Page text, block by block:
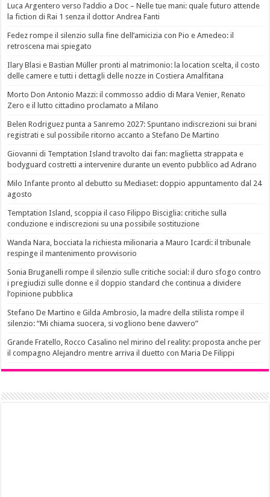
Luca Argentero verso l’addio a Doc – Nelle tue mani: quale futuro attende
la fiction di Rai 1 senza il dottor Andrea Fanti
Fedez rompe il silenzio sulla fine dell’amicizia con Pio e Amedeo: il
retroscena mai spiegato
Ilary Blasi e Bastian Müller pronti al matrimonio: la location scelta, il costo
delle camere e tutti i dettagli delle nozze in Costiera Amalfitana
Morto Don Antonio Mazzi: il commosso addio di Mara Venier, Renato
Zero e il lutto cittadino proclamato a Milano
Belen Rodriguez punta a Sanremo 2027: Spuntano indiscrezioni sui brani
registrati e sul possibile ritorno accanto a Stefano De Martino
Giovanni di Temptation Island travolto dai fan: maglietta strappata e
bodyguard costretti a intervenire durante un evento pubblico ad Adrano
Milo Infante pronto al debutto su Mediaset: doppio appuntamento dal 24
agosto
Temptation Island, scoppia il caso Filippo Bisciglia: critiche sulla
conduzione e indiscrezioni su una possibile sostituzione
Wanda Nara, bocciata la richiesta milionaria a Mauro Icardi: il tribunale
respinge il mantenimento provvisorio
Sonia Bruganelli rompe il silenzio sulle critiche social: il duro sfogo contro
i pregiudizi sulle donne e il doppio standard che continua a dividere
l’opinione pubblica
Stefano De Martino e Gilda Ambrosio, la madre della stilista rompe il
silenzio: “Mi chiama suocera, si vogliono bene davvero”
Grande Fratello, Rocco Casalino nel mirino del reality: proposta anche per
il compagno Alejandro mentre arriva il duetto con Maria De Filippi